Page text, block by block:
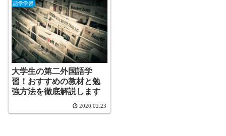
語学学習
大学生の第二外国語学
習！おすすめの教材と勉
強方法を徹底解説します
2020.02.23